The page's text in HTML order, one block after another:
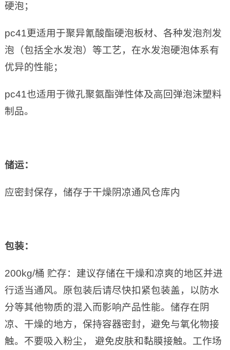
硬泡；
pc41更适用于聚异氰酸酯硬泡板材、各种发泡剂发
泡（包括全水发泡）等工艺，在水发泡硬泡体系有
优异的性能；
pc41也适用于微孔聚氨酯弹性体及高回弹泡沫塑料
制品。
储运：
应密封保存，储存于干燥阴凉通风仓库内
包装：
200kg/桶 贮存：建议存储在干燥和凉爽的地区并进
行适当通风。原包装后请尽快扣紧包装盖，以防水
分等其他物质的混入而影响产品性能。储存在阴
凉、干燥的地方，保持容器密封，避免与氧化物接
触。不要吸入粉尘， 避免皮肤和黏膜接触。工作场